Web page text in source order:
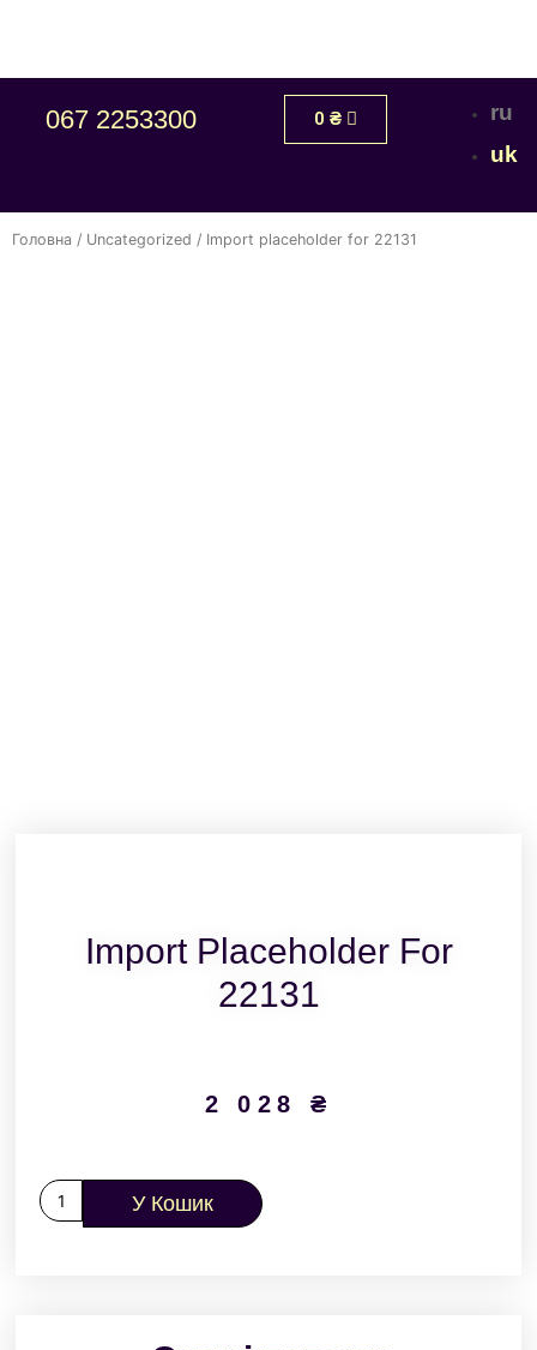
067 2253300 0 ₴
ru
uk
Головна / Uncategorized / Import placeholder for 22131
Import Placeholder For
22131
2 028 ₴
У Кошик